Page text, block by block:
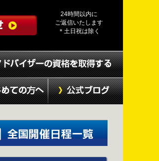
24時間以内に
ご返信いたします
＊土日祝は除く